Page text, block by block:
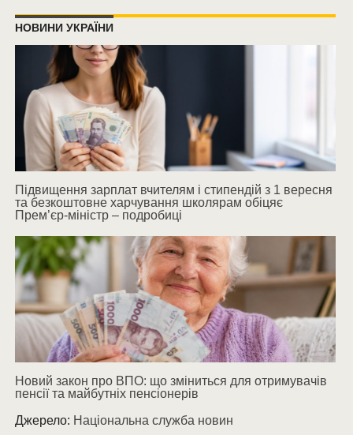
НОВИНИ УКРАЇНИ
Підвищення зарплат вчителям і стипендій з 1 вересня
та безкоштовне харчування школярам обіцяє
Прем’єр-міністр – подробиці
Новий закон про ВПО: що зміниться для отримувачів
пенсії та майбутніх пенсіонерів
Джерело: Національна служба новин